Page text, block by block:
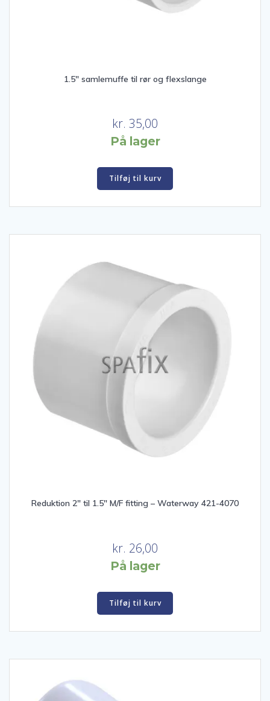
1.5″ samlemuffe til rør og flexslange
kr. 35,00
På lager
Tilføj til kurv
Reduktion 2″ til 1.5″ M/F fitting – Waterway 421-4070
kr. 26,00
På lager
Tilføj til kurv